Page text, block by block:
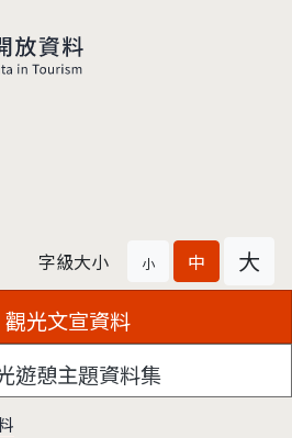
字級大小 小 中 大
觀光文宣資料
遊憩主題資料集